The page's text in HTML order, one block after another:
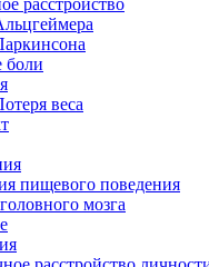
расстройство
боли
веса
пищевого поведения
мозга